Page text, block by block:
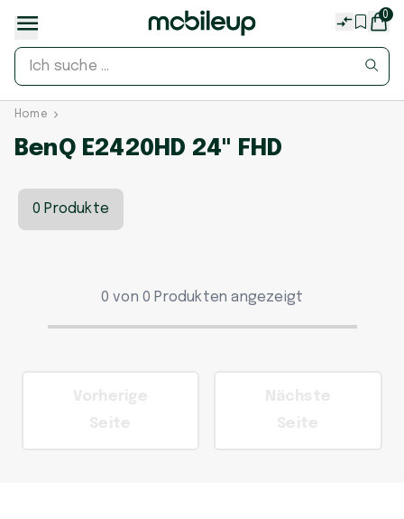
0
Home
BenQ E2420HD 24" FHD
0 Produkte
0 von 0 Produkten angezeigt